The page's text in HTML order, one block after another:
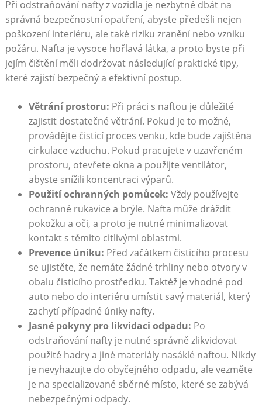
Při odstraňování nafty z vozidla je nezbytné dbát na
správná bezpečnostní opatření, abyste předešli nejen
poškození interiéru, ale také riziku zranění nebo vzniku
požáru. Nafta je vysoce hořlavá látka, a proto byste při
jejím čištění měli dodržovat následující praktické tipy,
které zajistí bezpečný a efektivní postup.
Větrání prostoru: Při práci s naftou je důležité
zajistit dostatečné větrání. Pokud je to možné,
provádějte čisticí proces venku, kde bude zajištěna
cirkulace vzduchu. Pokud pracujete v uzavřeném
prostoru, otevřete okna a použijte ventilátor,
abyste snížili koncentraci výparů.
Použití ochranných pomůcek: Vždy používejte
ochranné rukavice a brýle. Nafta může dráždit
pokožku a oči, a proto je nutné minimalizovat
kontakt s těmito citlivými oblastmi.
Prevence úniku: Před začátkem čisticího procesu
se ujistěte, že nemáte žádné trhliny nebo otvory v
obalu čisticího prostředku. Taktéž je vhodné pod
auto nebo do interiéru umístit savý materiál, který
zachytí případné úniky nafty.
Jasné pokyny pro likvidaci odpadu: Po
odstraňování nafty je nutné správně zlikvidovat
použité hadry a jiné materiály nasáklé naftou. Nikdy
je nevyhazujte do obyčejného odpadu, ale vezměte
je na specializované sběrné místo, které se zabývá
nebezpečnými odpady.